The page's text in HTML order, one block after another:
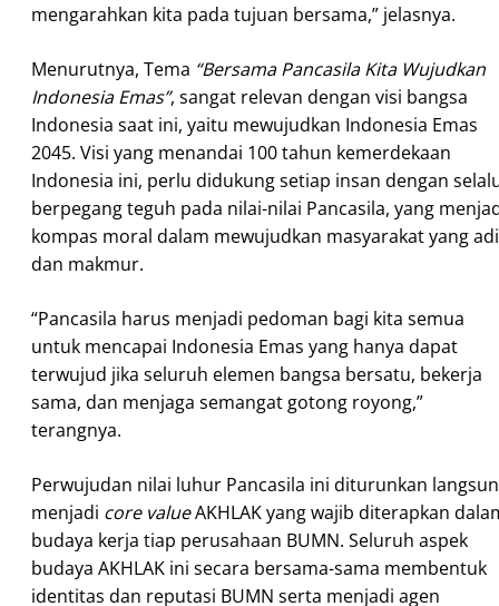
mengarahkan kita pada tujuan bersama,” jelasnya.
Menurutnya, Tema “Bersama Pancasila Kita Wujudkan
Indonesia Emas”, sangat relevan dengan visi bangsa
Indonesia saat ini, yaitu mewujudkan Indonesia Emas
2045. Visi yang menandai 100 tahun kemerdekaan
Indonesia ini, perlu didukung setiap insan dengan
berpegang teguh pada nilai-nilai Pancasila, yang
kompas moral dalam mewujudkan masyarakat yang
dan makmur.
“Pancasila harus menjadi pedoman bagi kita semua
untuk mencapai Indonesia Emas yang hanya dapat
terwujud jika seluruh elemen bangsa bersatu, bekerja
sama, dan menjaga semangat gotong royong,”
terangnya.
Perwujudan nilai luhur Pancasila ini diturunkan
menjadi core valueAKHLAK yang wajib diterapkan
budaya kerja tiap perusahaan BUMN. Seluruh aspek
budaya AKHLAK ini secara bersama-sama membentuk
identitas dan reputasi BUMN serta menjadi agen